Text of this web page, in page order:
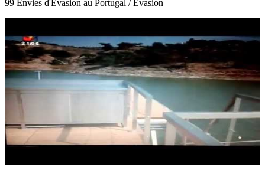
99 Envies d'Évasion au Portugal / Évasion